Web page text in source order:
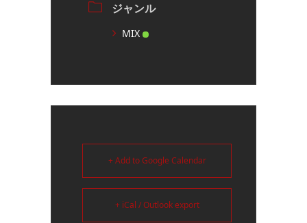
ジャンル
MIX
+ Add to Google Calendar
+ iCal / Outlook export